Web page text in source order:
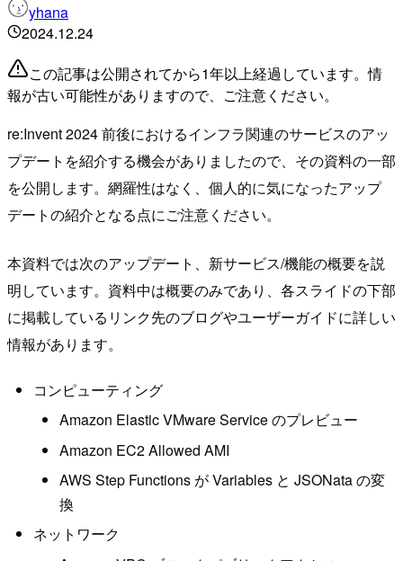
yhana
2024.12.24
この記事は公開されてから1年以上経過しています。情
報が古い可能性がありますので、ご注意ください。
re:Invent 2024 前後におけるインフラ関連のサービスのアッ
プデートを紹介する機会がありましたので、その資料の一部
を公開します。網羅性はなく、個人的に気になったアップ
デートの紹介となる点にご注意ください。
本資料では次のアップデート、新サービス/機能の概要を説
明しています。資料中は概要のみであり、各スライドの下部
に掲載しているリンク先のブログやユーザーガイドに詳しい
情報があります。
コンピューティング
Amazon Elastic VMware Service のプレビュー
Amazon EC2 Allowed AMI
AWS Step Functions が Variables と JSONata の変
換
ネットワーク